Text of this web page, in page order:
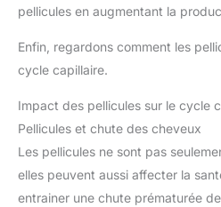
pellicules en augmentant la
Enfin, regardons comment les
cycle capillaire.
Impact des pellicules sur le cycle
Pellicules et chute des cheveux
Les pellicules ne sont pas
elles peuvent aussi affecter la
entrainer une chute prématurée